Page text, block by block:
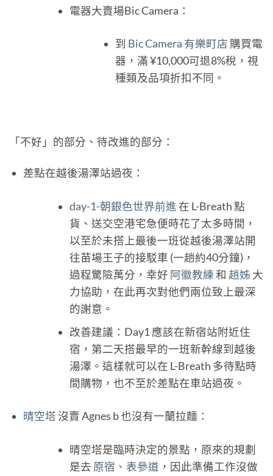
電器大賣場Bic Camera：
到 Bic Camera 有樂町店 購買電
器，滿 ¥10,000可退8%稅，視
種類及品項折扣不同。
「不好」的部分、待改進的部分：
差點在越後湯澤站過夜：
day-1-朝銀色世界前進在 L-Breath 點
貨、送交空港宅急便時花了太多時間，
以至於未搭上最後一班從越後湯澤站開
往苗場王子的接駁車 (一趟約40分鐘)，
過程驚險萬分，幸好 阿徽教練和 趙姊 大
力協助，在此再次對他們兩位致上最深
的謝意。
改善建議：Day1 應該在新宿站附近住
宿，第二天搭最早的一班新幹線到越後
湯澤。這樣就可以在 L-Breath 多待點時
間購物，也不至於差點在車站過夜。
晴空塔 沒賣 Agnes b 也沒有一蘭拉麵：
晴空塔是臨時決定的景點，原來的規劃
是去 原宿、表參道 ，因此準備工作沒做